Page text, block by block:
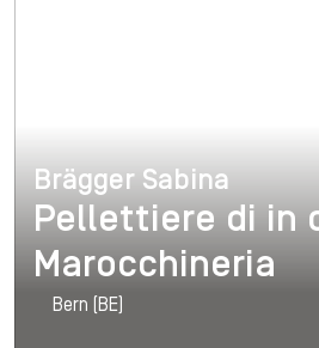
Brägger Sabina
Brägger Sabina
Pellettiere di in
Marocchineria
Bern (BE)